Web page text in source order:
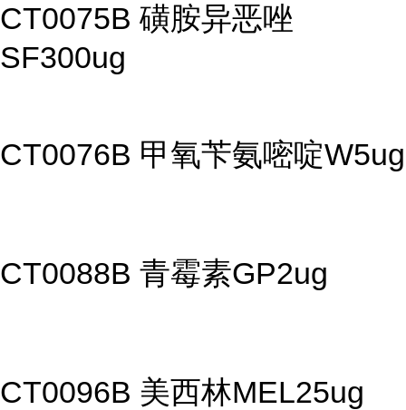
CT0075B 磺胺异恶唑
SF300ug
CT0076B 甲氧苄氨嘧啶W5ug
CT0088B 青霉素GP2ug
CT0096B 美西林MEL25ug